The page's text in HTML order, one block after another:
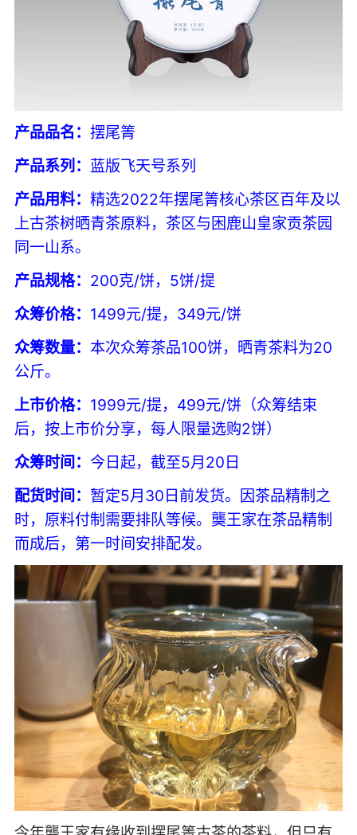
产品品名： 摆尾箐
产品系列： 蓝版飞天号系列
产品用料： 精选2022年摆尾箐核心茶区百年及以
上古茶树晒青茶原料，茶区与困鹿山皇家贡茶园
同一山系。
产品规格： 200克/饼，5饼/提
众筹价格： 1499元/提，349元/饼
众筹数量： 本次众筹茶品100饼，晒青茶料为20
公斤。
上市价格： 1999元/提，499元/饼（众筹结束
后，按上市价分享，每人限量选购2饼）
众筹时间： 今日起，截至5月20日
配货时间： 暂定5月30日前发货。因茶品精制之
时，原料付制需要排队等候。龑王家在茶品精制
而成后，第一时间安排配发。